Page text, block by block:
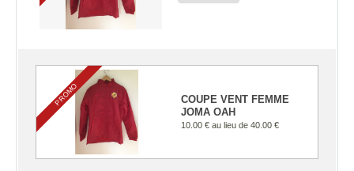
COUPE VENT FEMME
JOMA OAH
10.00 € au lieu de 40.00 €
PROMO